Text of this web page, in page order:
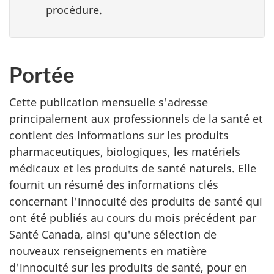
procédure.
Portée
Cette publication mensuelle s'adresse
principalement aux professionnels de la santé et
contient des informations sur les produits
pharmaceutiques, biologiques, les matériels
médicaux et les produits de santé naturels. Elle
fournit un résumé des informations clés
concernant l'innocuité des produits de santé qui
ont été publiés au cours du mois précédent par
Santé Canada, ainsi qu'une sélection de
nouveaux renseignements en matière
d'innocuité sur les produits de santé, pour en